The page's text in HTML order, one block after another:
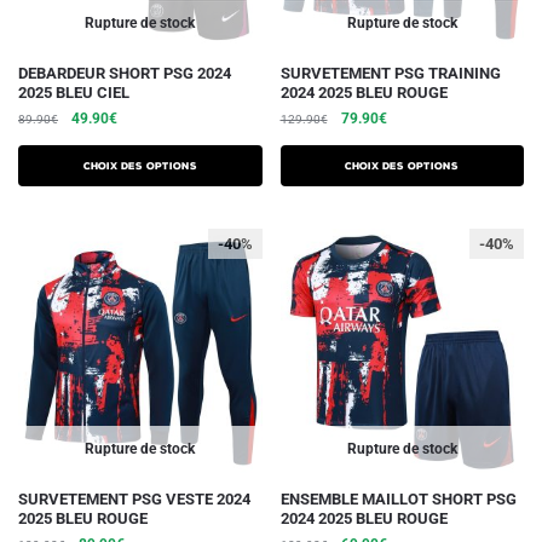
Rupture de stock
DEBARDEUR SHORT PSG 2024
2025 BLEU CIEL
89.90€
Le
initial
était :
49.90€Le
actuel
est :
Choix des options
Ce
produit
a
plusieurs
variations.
peuvent
être
choisies
sur
la
page
Rupture de stock
SURVETEMENT PSG TRAINING
2024 2025 BLEU ROUGE
129.90€
Le
initial
était :
79.90€Le
actuel
est :
Choix des options
Ce
produit
a
plusieurs
variations.
options
peuvent
être
choisies
page
Rupture de stock
-40%
SURVETEMENT PSG VESTE 2024
2025 BLEU ROUGE
Ce
produit
Rupture de stock
-40%
ENSEMBLE MAILLOT SHORT PSG
2024 2025 BLEU ROUGE
Ce
produit